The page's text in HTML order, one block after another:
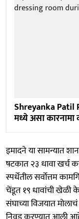
Shreyanka Patil
मध्ये असा
इमादने या सामन्यात
षटकात २३ धावा खर्च
स्पर्धेतील सर्वोत्तम
चेंडूत १९ धावांची खेळी
संघाच्या विजयात